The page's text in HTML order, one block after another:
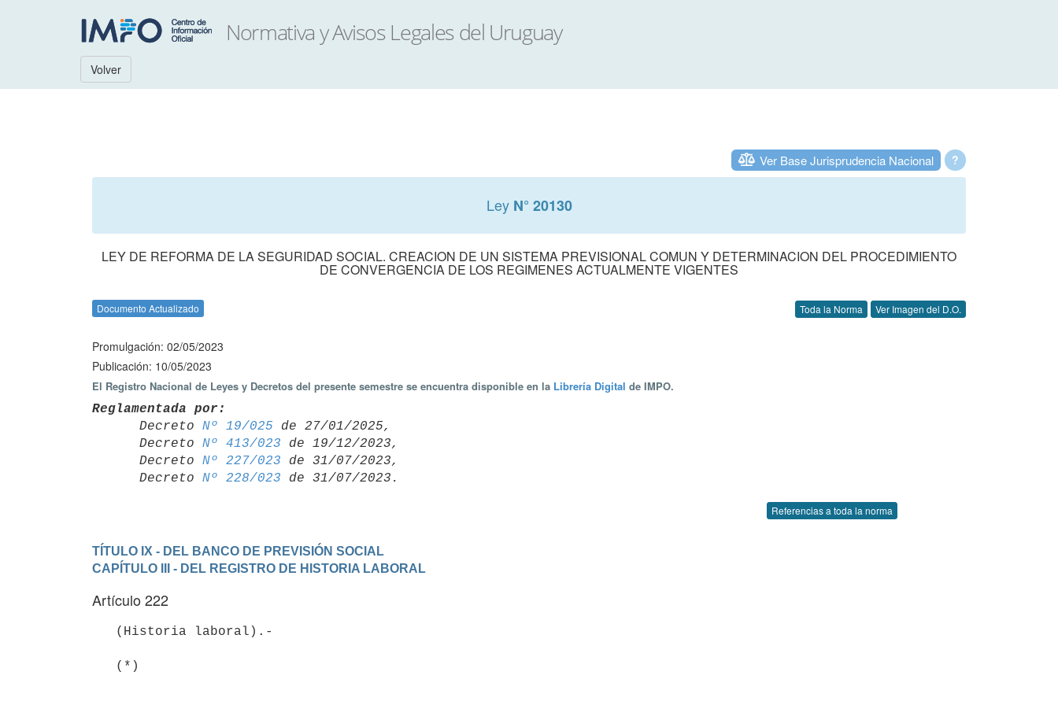
Volver
?
Ver Base Jurisprudencia Nacional
Ley N° 20130
LEY DE REFORMA DE LA SEGURIDAD SOCIAL. CREACION DE UN SISTEMA PREVISIONAL COMUN Y DETERMINACION DEL PROCEDIMIENTO
DE CONVERGENCIA DE LOS REGIMENES ACTUALMENTE VIGENTES
Documento Actualizado Toda la Norma Ver Imagen del D.O.
Promulgación: 02/05/2023
Publicación: 10/05/2023
El Registro Nacional de Leyes y Decretos del presente semestre se encuentra disponible en la Librería Digital de IMPO.
Reglamentada por:
Decreto Nº 19/025 de 27/01/2025,
      Decreto
Nº 413/023 de 19/12/2023,
      Decreto
Nº 227/023 de 31/07/2023,
      Decreto
Nº 228/023
Referencias a toda la norma
TÍTULO IX - DEL BANCO DE PREVISIÓN SOCIAL
CAPÍTULO III - DEL REGISTRO DE HISTORIA LABORAL
Artículo 222
   (*)